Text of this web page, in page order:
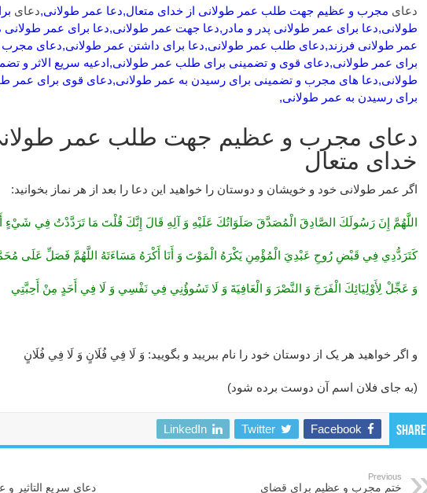
دعای مجرب و عظیم جهت طلب عمر طولانی از خدای متعال,دعا عمر طولانی,دعای
طولانی,دعا برای عمر طولانی پدر و مادر,دعا جهت عمر طولانی,دعا برای عمر طولانی
عمر طولانی فرزند,دعای طلب عمر طولانی,دعا برای داشتن عمر طولانی,دعای مجرب و
برای عمر طولانی,دعای قوی و تضمینی برای طلب عمر طولانی,ادعیه سریع الاثر و
طولانی,دعا های مجرب و تضمینی برای رسیدن به عمر طولانی,دعای قوی برای عمر
برای رسیدن به عمر طولانی,
دعای مجرب و عظیم جهت طلب عمر
خدای متعال
اگر عمر طولانی خود و خویشان و دوستان را خواهید این دعا را بعد از هر نماز بخوانید:
اللَّهُمَّ إِنَ‏ رَسُولَكَ‏ الصَّادِقَ‏ الْمُصَدَّقَ‏ صَلَوَاتُكَ‏ عَلَيْهِ وَ آلِهِ قَالَ إِنَّكَ قُلْتَ مَا تَرَدَّدْتُ فِي شَيْ‏ءٍ
كَتَرَدُّدِي فِي قَبْضِ رُوحِ عَبْدِيَ الْمُؤْمِنِ يَكْرَهُ الْمَوْتَ وَ أَنَا أَكْرَهُ مَسَاءَتَهُ اللَّهُمَّ فَصَلِّ عَلَى
وَ عَجِّلْ لِأَوْلِيَائِكَ الْفَرَجَ وَ النَّصْرَ وَ الْعَافِيَةَ وَ لَا تَسُوؤُنِي فِي نَفْسِي وَ لَا فِي‏ أَحَدٍ مِنْ‏ أَحِبَّتِي
و اگر خواهید هر یک از دوستان خود را نام ببریید و بگویید: وَ لَا فِي‏ فُلَانٍ‏ وَ لَا فِي‏ فُلَانٍ‏
(به جای فلان اسم آن دوست برده شود)
Share
Facebook
Twitter
LinkedIn
Previous
ختم مجرب و عظیم برای قضای
دعای سریع التاثیر و